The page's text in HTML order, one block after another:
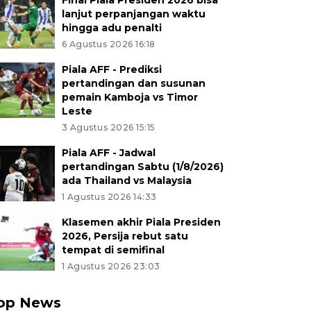
lanjut perpanjangan waktu
hingga adu penalti
6 Agustus 2026 16:18
Piala AFF - Prediksi
pertandingan dan susunan
pemain Kamboja vs Timor
Leste
3 Agustus 2026 15:15
Piala AFF - Jadwal
pertandingan Sabtu (1/8/2026)
ada Thailand vs Malaysia
1 Agustus 2026 14:33
Klasemen akhir Piala Presiden
2026, Persija rebut satu
tempat di semifinal
1 Agustus 2026 23:03
News